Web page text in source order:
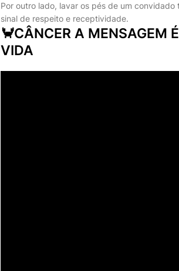
Por outro lado, lavar os pés de um
sinal de respeito e receptividade.
🦀CÂNCER A MENSAGEM
VIDA